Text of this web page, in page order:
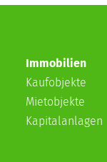
Immobilien
Kaufobjekte
Mietobjekte
Kapitalanlagen